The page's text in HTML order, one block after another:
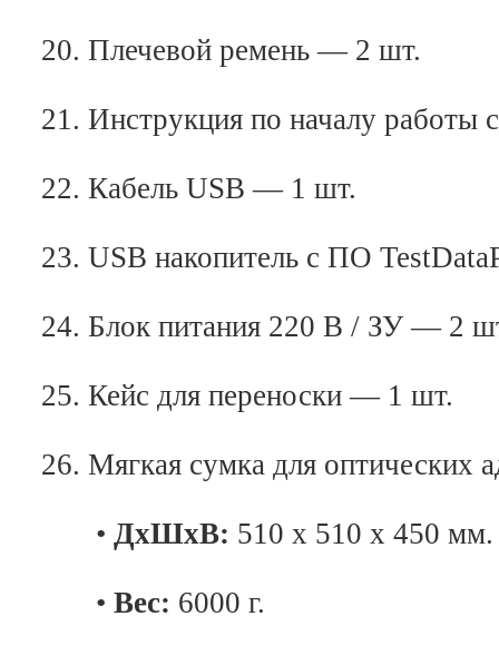
20. Плечевой ремень — 2 шт.
21. Инструкция по началу
22. Кабель USB — 1 шт.
23. USB накопитель с ПО
24. Блок питания 220 В / ЗУ — 2
25. Кейс для переноски — 1 шт.
26. Мягкая сумка для оптических
• ДxШxВ: 510 x 510 x 450 мм.
• Вес: 6000 г.